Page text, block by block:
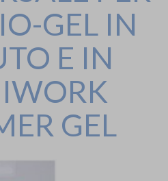
GEL IN
E IN
GEL